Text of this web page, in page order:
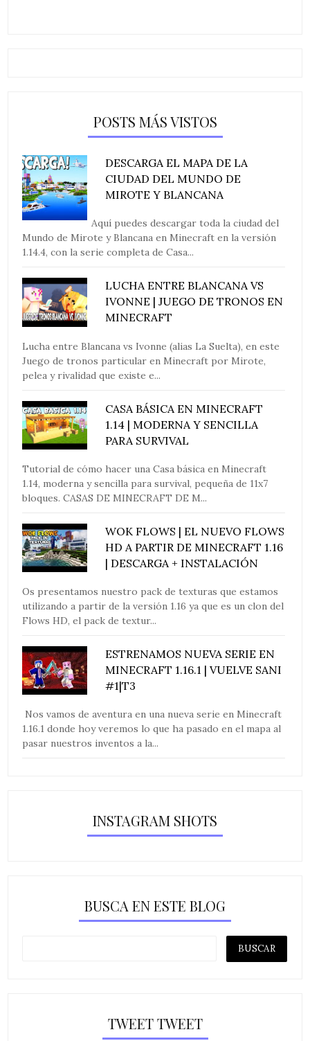
POSTS MÁS VISTOS
DESCARGA EL MAPA DE LA
CIUDAD DEL MUNDO DE
MIROTE Y BLANCANA
Aquí puedes descargar toda la ciudad del
Mundo de Mirote y Blancana en Minecraft en la versión
1.14.4, con la serie completa de Casa...
LUCHA ENTRE BLANCANA VS
IVONNE | JUEGO DE TRONOS EN
MINECRAFT
Lucha entre Blancana vs Ivonne (alias La Suelta), en este
Juego de tronos particular en Minecraft por Mirote,
pelea y rivalidad que existe e...
CASA BÁSICA EN MINECRAFT
1.14 | MODERNA Y SENCILLA
PARA SURVIVAL
Tutorial de cómo hacer una Casa básica en Minecraft
1.14, moderna y sencilla para survival, pequeña de 11x7
bloques. CASAS DE MINECRAFT DE M...
WOK FLOWS | EL NUEVO FLOWS
HD A PARTIR DE MINECRAFT 1.16
| DESCARGA + INSTALACIÓN
Os presentamos nuestro pack de texturas que estamos
utilizando a partir de la versión 1.16 ya que es un clon del
Flows HD, el pack de textur...
ESTRENAMOS NUEVA SERIE EN
MINECRAFT 1.16.1 | VUELVE SANI
#1|T3
Nos vamos de aventura en una nueva serie en Minecraft
1.16.1 donde hoy veremos lo que ha pasado en el mapa al
pasar nuestros inventos a la...
INSTAGRAM SHOTS
BUSCA EN ESTE BLOG
TWEET TWEET